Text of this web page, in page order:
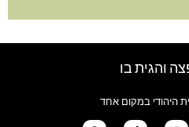
והגית בו
היהודי במקום אחד